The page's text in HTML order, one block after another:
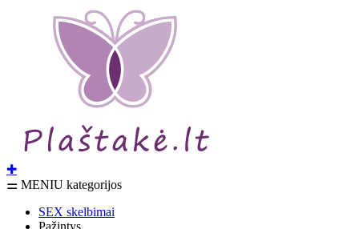
✚
⚌ MENIU kategorijos
SEX skelbimai
Pažintys